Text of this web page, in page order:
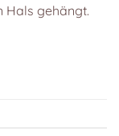
Hals gehängt.